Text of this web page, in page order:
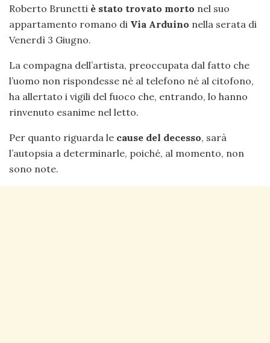
Roberto Brunetti è stato trovato morto nel suo
appartamento romano di Via Arduino nella serata di
Venerdì 3 Giugno.
La compagna dell’artista, preoccupata dal fatto che
l’uomo non rispondesse né al telefono né al citofono,
ha allertato i vigili del fuoco che, entrando, lo hanno
rinvenuto esanime nel letto.
Per quanto riguarda le cause del decesso, sarà
l’autopsia a determinarle, poiché, al momento, non
sono note.